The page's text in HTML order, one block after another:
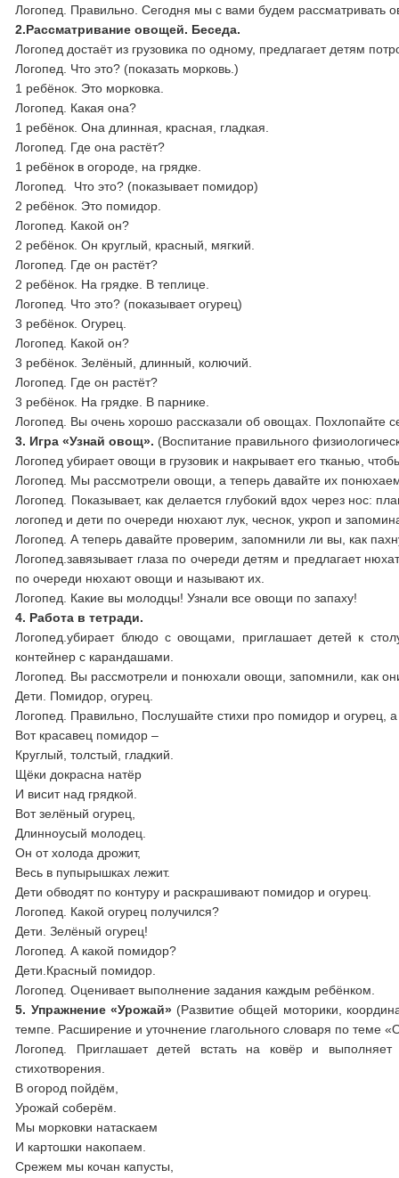
Логопед. Правильно. Сегодня мы с вами будем рассматривать
2.Рассматривание овощей. Беседа.
Логопед достаёт из грузовика по одному, предлагает детям
Логопед. Что это? (показать морковь.)
1 ребёнок. Это морковка.
Логопед. Какая она?
1 ребёнок. Она длинная, красная, гладкая.
Логопед. Где она растёт?
1 ребёнок в огороде, на грядке.
Логопед. Что это? (показывает помидор)
2 ребёнок. Это помидор.
Логопед. Какой он?
2 ребёнок. Он круглый, красный, мягкий.
Логопед. Где он растёт?
2 ребёнок. На грядке. В теплице.
Логопед. Что это? (показывает огурец)
3 ребёнок. Огурец.
Логопед. Какой он?
3 ребёнок. Зелёный, длинный, колючий.
Логопед. Где он растёт?
3 ребёнок. На грядке. В парнике.
Логопед. Вы очень хорошо рассказали об овощах. Похлопайте
3. Игра «Узнай овощ». (Воспитание правильного
Логопед убирает овощи в грузовик и накрывает его тканью,
Логопед. Мы рассмотрели овощи, а теперь давайте их
Логопед. Показывает, как делается глубокий вдох через нос:
логопед и дети по очереди нюхают лук, чеснок, укроп и
Логопед. А теперь давайте проверим, запомнили ли вы, как
Логопед.завязывает глаза по очереди детям и предлагает
по очереди нюхают овощи и называют их.
Логопед. Какие вы молодцы! Узнали все овощи по запаху!
4. Работа в тетради.
Логопед.убирает блюдо с овощами, приглашает детей к
контейнер с карандашами.
Логопед. Вы рассмотрели и понюхали овощи, запомнили, как
Дети. Помидор, огурец.
Логопед. Правильно, Послушайте стихи про помидор и огурец,
Вот красавец помидор –
Круглый, толстый, гладкий.
Щёки докрасна натёр
И висит над грядкой.
Вот зелёный огурец,
Длинноусый молодец.
Он от холода дрожит,
Весь в пупырышках лежит.
Дети обводят по контуру и раскрашивают помидор и огурец.
Логопед. Какой огурец получился?
Дети. Зелёный огурец!
Логопед. А какой помидор?
Дети.Красный помидор.
Логопед. Оценивает выполнение задания каждым ребёнком.
5. Упражнение «Урожай» (Развитие общей моторики,
темпе. Расширение и уточнение глагольного словаря по теме
Логопед. Приглашает детей встать на ковёр и
стихотворения.
В огород пойдём,
Урожай соберём.
Мы морковки натаскаем
И картошки накопаем.
Срежем мы кочан капусты,